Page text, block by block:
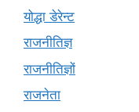
योद्धा डेरेन्ट
राजनीतिज्ञ
राजनीतिज्ञों
राजनेता